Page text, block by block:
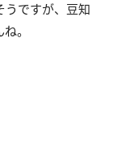
うですが、豆知
。